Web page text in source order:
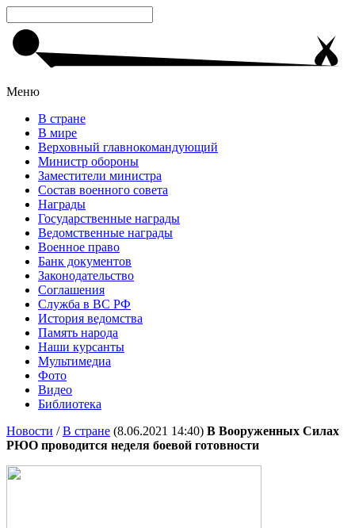
Меню
В стране
В мире
Верховный главнокомандующий
Министр обороны
Заместители министра
Состав военного совета
Награды
Государственные награды
Ведомственные награды
Военное право
Банк документов
Законодательство
Соглашения
Служба в ВС РФ
История ведомства
Память народа
Наши курсанты
Мультимедиа
Фото
Видео
Библиотека
Новости /В стране (8.06.2021 14:40) В Вооруженных Силах
РЮО проводится неделя боевой готовности